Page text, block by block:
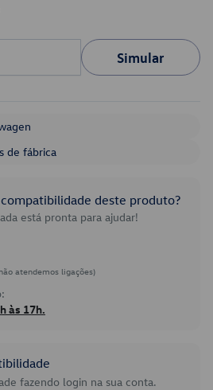
Simular
de fábrica
deste produto?
está pronta para ajudar!
atendemos ligações)
às 17h.
fazendo login na sua conta.